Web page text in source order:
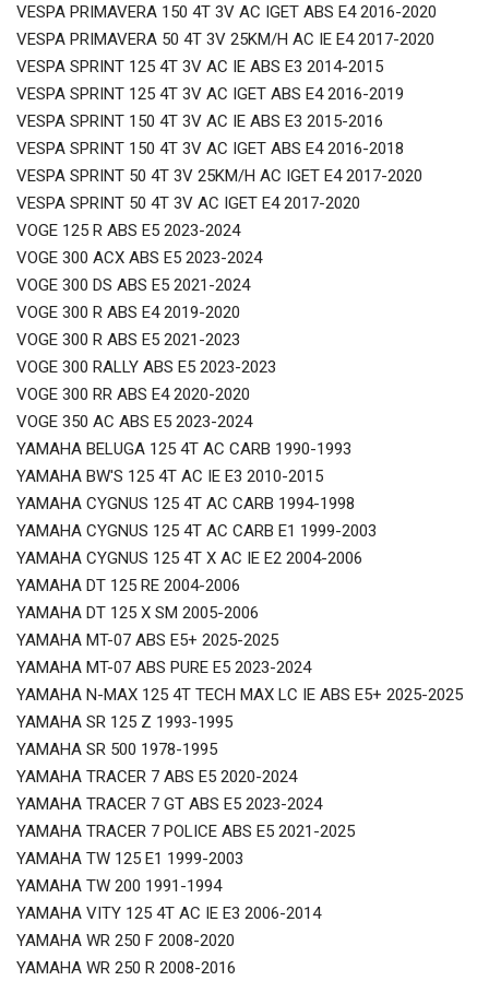
VESPA PRIMAVERA 150 4T 3V AC IGET ABS E4 2016-2020
VESPA PRIMAVERA 50 4T 3V 25KM/H AC IE E4 2017-2020
VESPA SPRINT 125 4T 3V AC IE ABS E3 2014-2015
VESPA SPRINT 125 4T 3V AC IGET ABS E4 2016-2019
VESPA SPRINT 150 4T 3V AC IE ABS E3 2015-2016
VESPA SPRINT 150 4T 3V AC IGET ABS E4 2016-2018
VESPA SPRINT 50 4T 3V 25KM/H AC IGET E4 2017-2020
VESPA SPRINT 50 4T 3V AC IGET E4 2017-2020
VOGE 125 R ABS E5 2023-2024
VOGE 300 ACX ABS E5 2023-2024
VOGE 300 DS ABS E5 2021-2024
VOGE 300 R ABS E4 2019-2020
VOGE 300 R ABS E5 2021-2023
VOGE 300 RALLY ABS E5 2023-2023
VOGE 300 RR ABS E4 2020-2020
VOGE 350 AC ABS E5 2023-2024
YAMAHA BELUGA 125 4T AC CARB 1990-1993
YAMAHA BW'S 125 4T AC IE E3 2010-2015
YAMAHA CYGNUS 125 4T AC CARB 1994-1998
YAMAHA CYGNUS 125 4T AC CARB E1 1999-2003
YAMAHA CYGNUS 125 4T X AC IE E2 2004-2006
YAMAHA DT 125 RE 2004-2006
YAMAHA DT 125 X SM 2005-2006
YAMAHA MT-07 ABS E5+ 2025-2025
YAMAHA MT-07 ABS PURE E5 2023-2024
YAMAHA N-MAX 125 4T TECH MAX LC IE ABS E5+ 2025-2025
YAMAHA SR 125 Z 1993-1995
YAMAHA SR 500 1978-1995
YAMAHA TRACER 7 ABS E5 2020-2024
YAMAHA TRACER 7 GT ABS E5 2023-2024
YAMAHA TRACER 7 POLICE ABS E5 2021-2025
YAMAHA TW 125 E1 1999-2003
YAMAHA TW 200 1991-1994
YAMAHA VITY 125 4T AC IE E3 2006-2014
YAMAHA WR 250 F 2008-2020
YAMAHA WR 250 R 2008-2016